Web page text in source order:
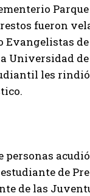
fueron
Evangelistas
Universidad
les
personas
de
de las